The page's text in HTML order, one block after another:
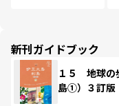
新刊ガイドブック
１５ 地球
島①）３訂版